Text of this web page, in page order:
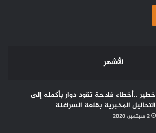
الأشهر
خطير ..أخطاء فادحة تقود دوار بأكمله إلى
التحاليل المخبرية بقلعة السراغنة
2 سبتمبر، 2020